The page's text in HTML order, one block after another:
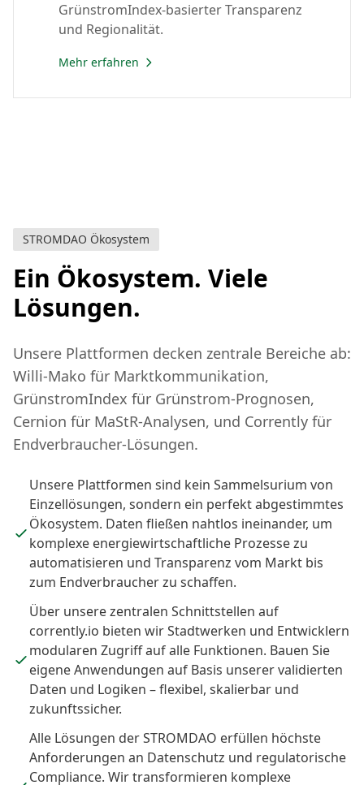
GrünstromIndex-basierter Transparenz
und Regionalität.
Mehr erfahren
STROMDAO Ökosystem
Ein Ökosystem. Viele
Lösungen.
Unsere Plattformen decken zentrale Bereiche ab:
Willi-Mako für Marktkommunikation,
GrünstromIndex für Grünstrom-Prognosen,
Cernion für MaStR-Analysen, und Corrently für
Endverbraucher-Lösungen.
Unsere Plattformen sind kein Sammelsurium von
Einzellösungen, sondern ein perfekt abgestimmtes
Ökosystem. Daten fließen nahtlos ineinander, um
komplexe energiewirtschaftliche Prozesse zu
automatisieren und Transparenz vom Markt bis
zum Endverbraucher zu schaffen.
Über unsere zentralen Schnittstellen auf
corrently.io bieten wir Stadtwerken und Entwicklern
modularen Zugriff auf alle Funktionen. Bauen Sie
eigene Anwendungen auf Basis unserer validierten
Daten und Logiken – flexibel, skalierbar und
zukunftssicher.
Alle Lösungen der STROMDAO erfüllen höchste
Anforderungen an Datenschutz und regulatorische
Compliance. Wir transformieren komplexe